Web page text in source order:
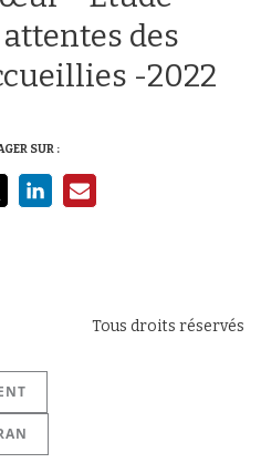
des
-2022
SUR :
Tous droits réservés